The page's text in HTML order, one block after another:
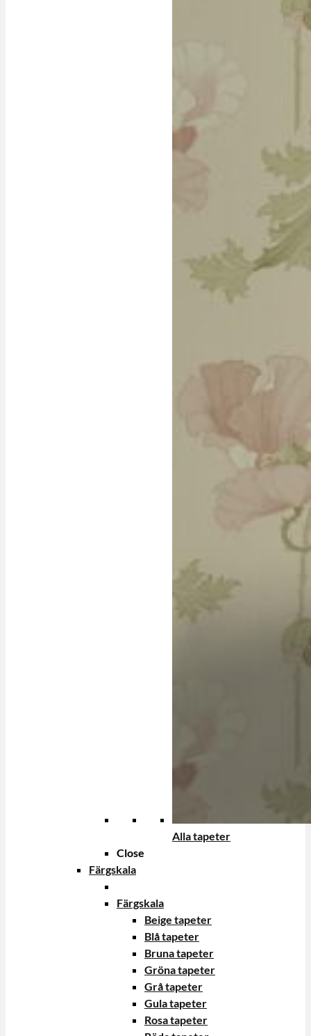
Alla tapeter
Close
Färgskala
Färgskala
Beige tapeter
Blå tapeter
Bruna tapeter
Gröna tapeter
Grå tapeter
Gula tapeter
Rosa tapeter